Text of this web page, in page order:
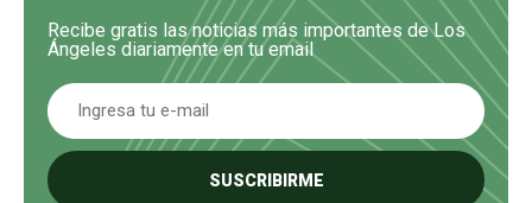
Recibe gratis las noticias más importantes de Los
Ángeles diariamente en tu email
SUSCRIBIRME